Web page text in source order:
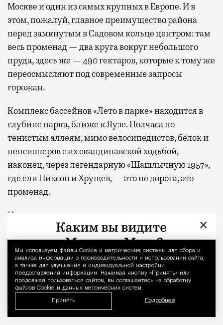
Уведомление
Мы используем файлы Сookie и метрические системы для сбора и
анализа информации о производительности и использовании сайта,
а также для улучшения и индивидуальной настройки
предоставления информации. Нажимая кнопку «Принять» или
продолжая пользоваться сайтом, вы соглашаетесь на обработку
файлов Cookie и данных метрических систем.
Принять Подробнее
Москве и один из самых крупных в Европе. И в
этом, пожалуй, главное преимущество района
перед замкнутым в Садовом кольце центром: там
весь променад — два круга вокруг небольшого
пруда, здесь же — 490 гектаров, которые к тому же
переосмысляют под современные запросы
горожан.
Комплекс бассейнов «Лето в парке» находится в
глубине парка, ближе к Яузе. Полчаса по
тенистым аллеям, мимо велосипедистов, белок и
пенсионеров с их скандинавской ходьбой,
наконец, через легендарную «Шашлычную 1957»,
где ели Никсон и Хрущев, — это не дорога, это
променад.
После реконструкции парк стал заметно
ухоженнее: новые дорожки, свет, навигация. Иду и
ловлю себя на мысли, что дыхание уже
перестроилось на отпускной ритм. Голова,
кажется, тоже начинает поддаваться.
Окончательно сдаюсь в Сиреневом саду посреди
скульптур и беседок-ротонд, которые создают
неподдельное впечатление южного города.
×